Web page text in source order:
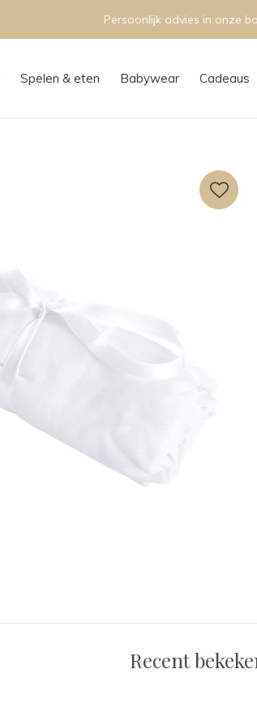
Spelen & eten Babywear Cadeaus
Persoonlijk advies in onze
Recent